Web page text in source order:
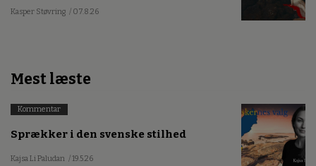
Kasper Støvring / 07.8.26
Mest læste
Kommentar
Sprækker i den svenske stilhed
Kajsa Li Paludan / 19.5.26